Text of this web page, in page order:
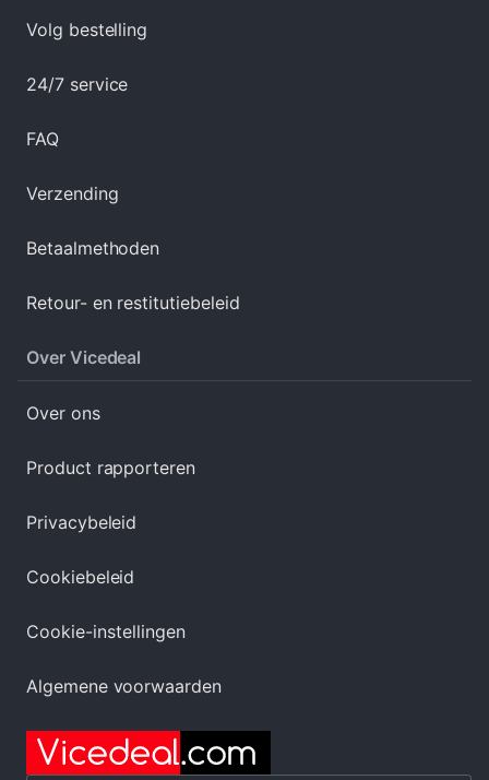
Volg bestelling
24/7 service
FAQ
Verzending
Betaalmethoden
Retour- en restitutiebeleid
Over Vicedeal
Over ons
Product rapporteren
Privacybeleid
Cookiebeleid
Cookie-instellingen
Algemene voorwaarden